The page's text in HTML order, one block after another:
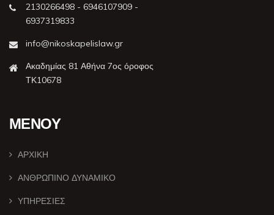
2130266498 - 6946107909 -
6937319833
info@nikoskapelislaw.gr
Ακαδημίας 81 Αθήνα 7ος όροφος
ΤΚ10678
ΜΕΝΟΥ
ΑΡΧΙΚΗ
ΑΝΘΡΩΠΙΝΟ ΔΥΝΑΜΙΚΟ
ΥΠΗΡΕΣΙΕΣ